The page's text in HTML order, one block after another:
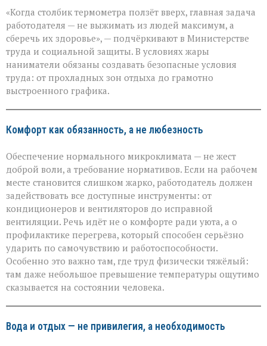
не
должна
стоить
здоровья»:
Минтруда — о
защите
работников
в
«Когда столбик термометра ползёт вверх, главная задача
работодателя — не выжимать из людей максимум, а
сберечь их здоровье», — подчёркивают в Министерстве
труда и социальной защиты. В условиях жары
наниматели обязаны создавать безопасные условия
труда: от прохладных зон отдыха до грамотно
выстроенного графика.
Комфорт как обязанность, а не любезность
Обеспечение нормального микроклимата — не жест
доброй воли, а требование нормативов. Если на рабочем
месте становится слишком жарко, работодатель должен
задействовать все доступные инструменты: от
кондиционеров и вентиляторов до исправной
вентиляции. Речь идёт не о комфорте ради уюта, а о
профилактике перегрева, который способен серьёзно
ударить по самочувствию и работоспособности.
Особенно это важно там, где труд физически тяжёлый:
там даже небольшое превышение температуры ощутимо
сказывается на состоянии человека.
Вода и отдых — не привилегия, а необходимость